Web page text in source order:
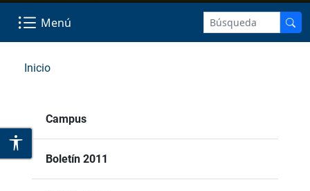
Menú
Inicio
Campus
Boletín 2011